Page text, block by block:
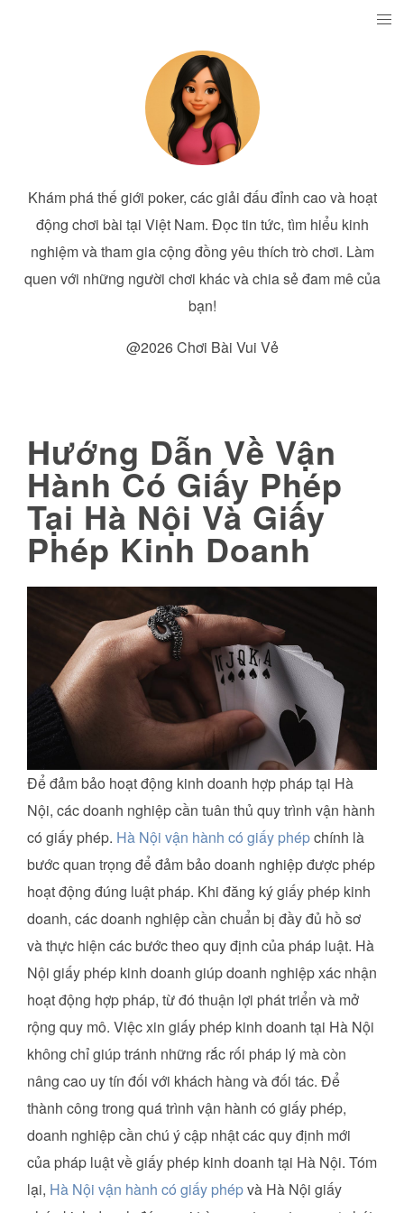
Khám phá thế giới poker, các giải đấu đỉnh cao và hoạt
động chơi bài tại Việt Nam. Đọc tin tức, tìm hiểu kinh
nghiệm và tham gia cộng đồng yêu thích trò chơi. Làm
quen với những người chơi khác và chia sẻ đam mê của
bạn!
@2026 Chơi Bài Vui Vẻ
Hướng Dẫn Về Vận
Hành Có Giấy Phép
Tại Hà Nội Và Giấy
Phép Kinh Doanh
Để đảm bảo hoạt động kinh doanh hợp pháp tại Hà
Nội, các doanh nghiệp cần tuân thủ quy trình vận hành
có giấy phép. Hà Nội vận hành có giấy phépchính là
bước quan trọng để đảm bảo doanh nghiệp được phép
hoạt động đúng luật pháp. Khi đăng ký giấy phép kinh
doanh, các doanh nghiệp cần chuẩn bị đầy đủ hồ sơ
và thực hiện các bước theo quy định của pháp luật. Hà
Nội giấy phép kinh doanh giúp doanh nghiệp xác nhận
hoạt động hợp pháp, từ đó thuận lợi phát triển và mở
rộng quy mô. Việc xin giấy phép kinh doanh tại Hà Nội
không chỉ giúp tránh những rắc rối pháp lý mà còn
nâng cao uy tín đối với khách hàng và đối tác. Để
thành công trong quá trình vận hành có giấy phép,
doanh nghiệp cần chú ý cập nhật các quy định mới
của pháp luật về giấy phép kinh doanh tại Hà Nội. Tóm
lại, Hà Nội vận hành có giấy phépvà Hà Nội giấy